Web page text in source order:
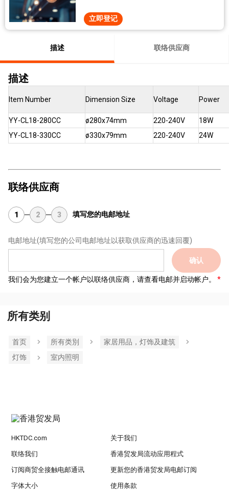
立即登记
描述 联络供应商
描述
Item Number Dimension Size Voltage Power
YY-CL18-280CC ø280x74mm 220-240V
18W
YY-CL18-330CC
ø330x79mm 220-240V 24W
联络供应商
1 2 3 填写您的电邮地址
电邮地址(填写您的公司电邮地址以获取供应商的迅速回覆)
确认
我们会为您建立一个帐户以联络供应商，请查看电邮并启动帐户。
所有类别
首页 所有类別
家居用品，灯饰及建筑
灯饰
室内照明
HKTDC.com 关于我们
联络我们 香港贸发局流动应用程式
订阅商贸全接触电邮通讯 更新您的香港贸发局电邮订阅
字体大小 使用条款